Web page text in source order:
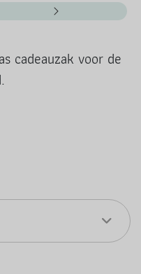
cadeauzak voor de